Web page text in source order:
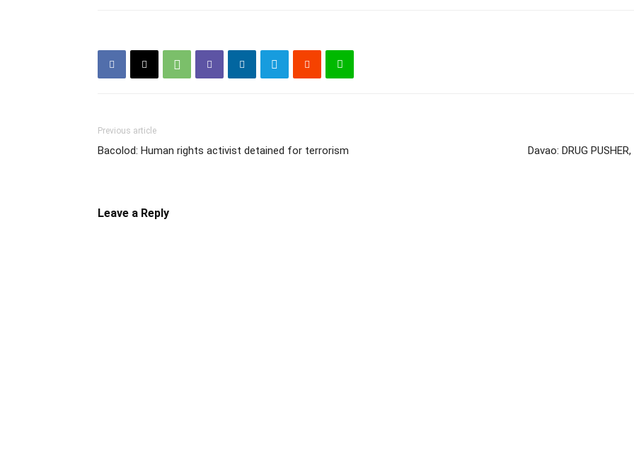
Previous article
Bacolod: Human rights activist detained for terrorism Davao: DRUG
Leave a Reply